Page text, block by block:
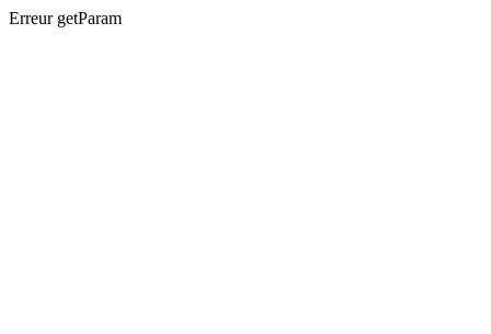
Erreur getParam